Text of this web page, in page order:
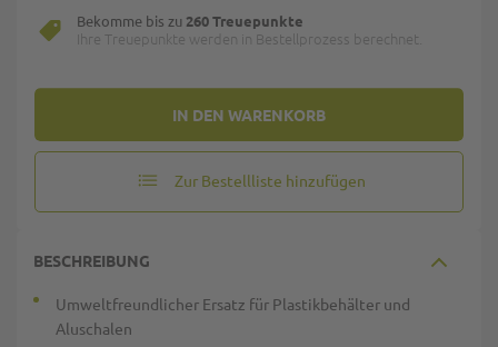
IN DEN WARENKORB
Bekomme bis zu 260 Treuepunkte
Ihre Treuepunkte werden in Bestellprozess berechnet.
Zur Bestellliste hinzufügen
BESCHREIBUNG
Umweltfreundlicher Ersatz für Plastikbehälter und
Aluschalen